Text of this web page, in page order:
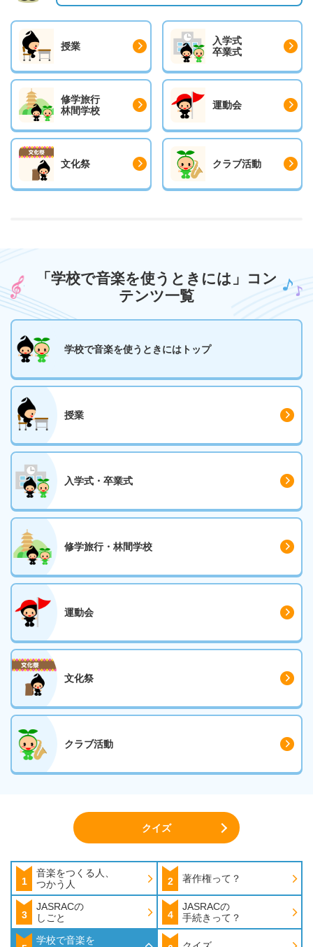
授業
入学式
卒業式
修学旅行
林間学校
運動会
文化祭 クラブ活動
「学校で音楽を使うときには」コン
テンツ一覧
学校で音楽を使うときには トップ
授業
入学式・卒業式
修学旅行・ 林間学校
運動会
文化祭
クラブ活動
クイズ
1
音楽をつくる人、
つかう人
2 著作権って？
3
JASRACの
しごと
4
JASRACの
手続きって？
学校で音楽を